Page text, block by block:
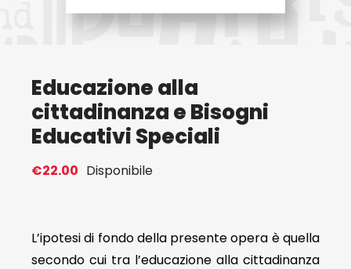
Educazione alla
cittadinanza e Bisogni
Educativi Speciali
€22.00 Disponibile
L’ipotesi di fondo della presente opera è quella
secondo cui tra l’educazione alla cittadinanza